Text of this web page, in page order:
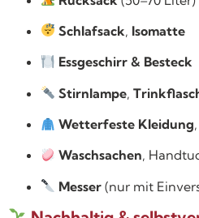
Schlafsack, Isomatte
Essgeschirr & Besteck
Stirnlampe,
Wetterfeste Kleidung
Waschsachen,
Messer (nur mit